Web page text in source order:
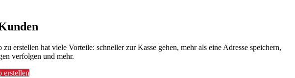
erstellen hat viele Vorteile: schneller zur Kasse gehen, mehr als eine Adresse speichern,
verfolgen und mehr.
erstellen